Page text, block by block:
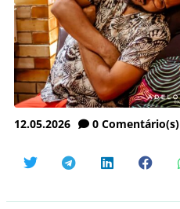
12.05.2026 0 Comentário(s)